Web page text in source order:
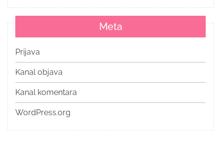
Meta
Prijava
Kanal objava
Kanal komentara
WordPress.org